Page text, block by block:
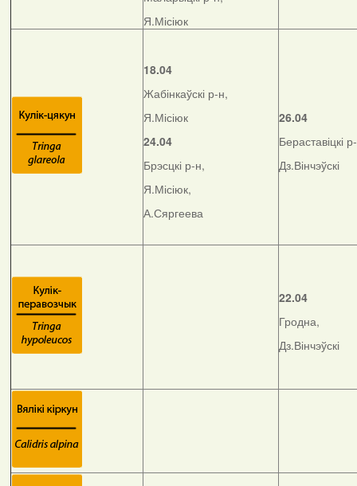
Я.Місіюк
18.04
Жабінкаўскі р-н,
Я.Місіюк
24.04
Брэсцкі р-н,
Я.Місіюк,
А.Сяргеева
26.04
Бераставіцкі
Дз.Вінчэўскі
22.04
Гродна,
Дз.Вінчэўскі